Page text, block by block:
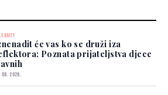
će vas ko se druži iza
Poznata prijateljstva djece
08. 2026.